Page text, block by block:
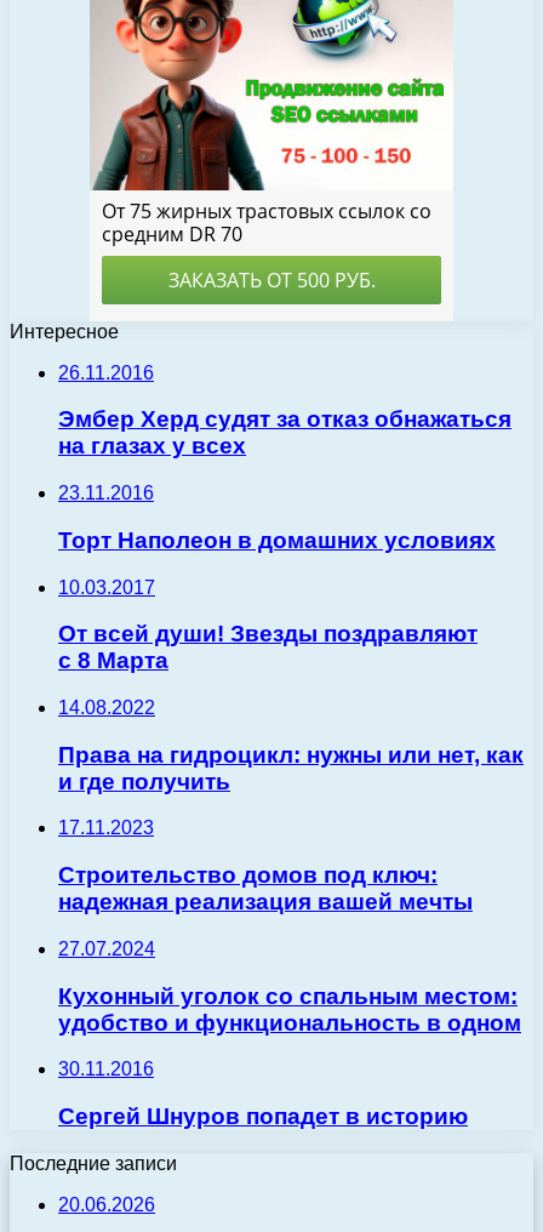
Интересное
26.11.2016
Эмбер Херд судят за отказ обнажаться
на глазах у всех
23.11.2016
Торт Наполеон в домашних условиях
10.03.2017
От всей души! Звезды поздравляют
с 8 Марта
14.08.2022
Права на гидроцикл: нужны или нет, как
и где получить
17.11.2023
Строительство домов под ключ:
надежная реализация вашей мечты
27.07.2024
Кухонный уголок со спальным местом:
удобство и функциональность в одном
30.11.2016
Сергей Шнуров попадет в историю
Последние записи
20.06.2026